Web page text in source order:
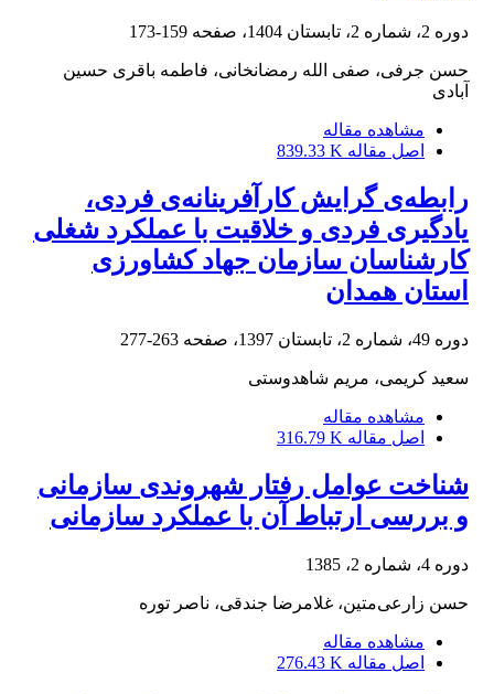
دوره 2، شماره 2، تابستان 1404، صفحه 159-173
حسن جرفی، صفی الله رمضانخانی، فاطمه باقری حسین
آبادی
مشاهده مقاله
اصل مقاله 839.33 K
رابطه‌ی گرایش کارآفرینانه‌ی فردی،
یادگیری فردی و خلاقیت با عملکرد شغلی
کارشناسان سازمان جهاد کشاورزی
استان همدان
دوره 49، شماره 2، تابستان 1397، صفحه 263-277
سعید کریمی، مریم شاهدوستی
مشاهده مقاله
اصل مقاله 316.79 K
شناخت عوامل رفتار شهروندی سازمانی
و بررسی ارتباط آن با عملکرد سازمانی
دوره 4، شماره 2، 1385
حسن زارعی‌متین، غلامرضا جندقی، ناصر توره
مشاهده مقاله
اصل مقاله 276.43 K